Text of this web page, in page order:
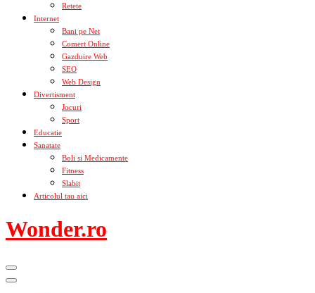
Retete
Internet
Bani pe Net
Comert Online
Gazduire Web
SEO
Web Design
Divertisment
Jocuri
Sport
Educatie
Sanatate
Boli si Medicamente
Fitness
Slabit
Articolul tau aici
Wonder.ro